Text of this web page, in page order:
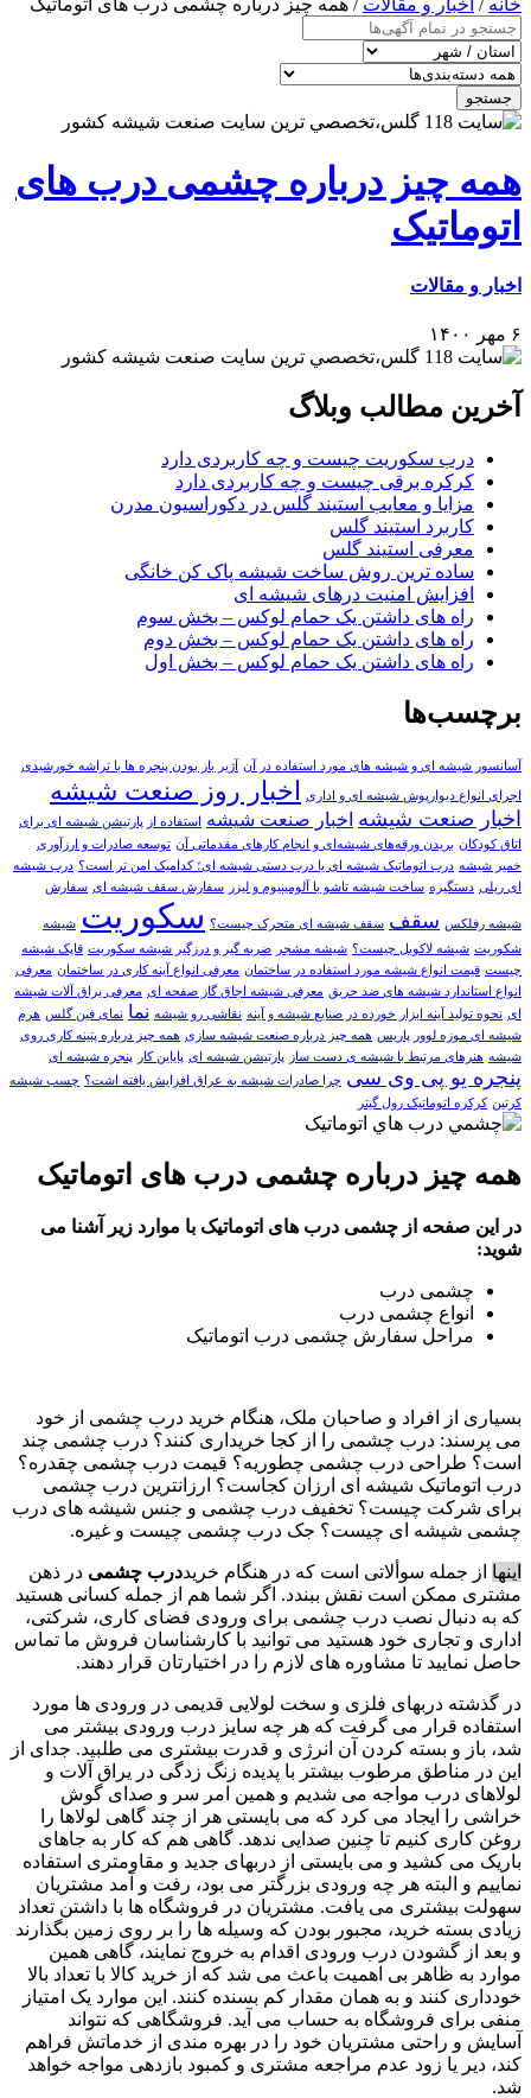
خانه / اخبار و مقالات / همه چیز درباره چشمی درب های اتوماتیک
جستجو
همه چیز درباره چشمی درب های
اتوماتیک
اخبار و مقالات
۶ مهر ۱۴۰۰
آخرین مطالب وبلاگ
درب سکوریت چیست و چه کاربردی دارد
کرکره برقی چیست و چه کاربردی دارد
مزایا و معایب استیند گلس در دکوراسیون مدرن
کاربرد استیند گلس
معرفی استیند گلس
ساده ترین روش ساخت شیشه پاک کن خانگی
افزایش امنیت درهای شیشه ای
راه های داشتن یک حمام لوکس – بخش سوم
راه های داشتن یک حمام لوکس – بخش دوم
راه های داشتن یک حمام لوکس – بخش اول
برچسب‌ها
آسانسور شیشه ای و شیشه های مورد استفاده در آن آژیر باز بودن پنجره ها با تراشه خورشیدی
اجرای انواع دیوارپوش شیشه ای و اداری اخبار روز صنعت شیشه
اخبار صنعت شيشه اخبار صنعت شیشه
استفاده از پارتیشن شیشه ای برای
اتاق کودکان بریدن ورقه‌های شیشه‌ای و انجام کارهای مقدماتی آن توسعه صادرات و ارزآوری
خمیر شیشه درب اتوماتیک شیشه ای یا درب دستی شیشه ای؛ کدامیک امن تر است؟ درب شیشه
ای ریلی دستگیره ساخت شیشه تاشو با آلومینیوم و لیزر سفارش سقف شیشه ای سفارش
شيشه رفلکس سقف سقف شیشه ای متحرک چيست؟ سکوریت شیشه
شکوریت شیشه لاکوبل چیست؟ شیشه مشجر ضربه گیر و درزگیر شیشه سکوریت قاپک شیشه
چیست قیمت انواع شیشه مورد استفاده در ساختمان معرفی انواع آینه کاری در ساختمان معرفی
انواع استاندارد شیشه های ضد حریق معرفی شیشه اجاق گاز صفحه ای معرفی یراق آلات شیشه
ای نحوه تولید آینه ابزار خورده در صنایع شیشه و آینه نقاشی رو شیشه نما نمای فین گلس هرم
شیشه ای موزه لوور پاریس همه چیز درباره صنعت شیشه سازی همه چیز درباره پتینه کاری روی
شیشه هنرهای مرتبط با شیشه ی دست ساز پارتیشن شیشه ای پایاین کار پنجره شیشه ای
پنجره یو پی وی سی چرا صادرات شیشه به عراق افزایش یافته اشت؟ چسب شیشه
کرتین کرکره اتوماتیک رول گیتر
همه چیز درباره چشمی درب های اتوماتیک
در این صفحه از چشمی درب های اتوماتیک با موارد زیر آشنا می
شوید:
چشمی درب
انواع چشمی درب
مراحل سفارش چشمی درب اتوماتیک
بسیاری از افراد و صاحبان ملک، هنگام خرید درب چشمی از خود
می پرسند: درب چشمی را از کجا خریداری کنند؟ درب چشمی چند
است؟ طراحی درب چشمی چطوریه؟ قیمت درب چشمی چقدره؟
درب اتوماتیک شیشه ای ارزان کجاست؟ ارزانترین درب چشمی
برای شرکت چیست؟ تخفیف درب چشمی و جنس شیشه های درب
چشمی شیشه ای چیست؟ جک درب چشمی چیست و غیره.
اینها از جمله سوألاتی است که در هنگام خریددرب چشمی در ذهن
مشتری ممکن است نقش ببندد. اگر شما هم از جمله کسانی هستید
که به دنبال نصب درب چشمی برای ورودی فضای کاری، شرکتی،
اداری و تجاری خود هستید می توانید با کارشناسان فروش ما تماس
حاصل نمایید تا مشاوره های لازم را در اختیارتان قرار دهند.
در گذشته دربهای فلزی و سخت لولایی قدیمی در ورودی ها مورد
استفاده قرار می گرفت که هر چه سایز درب ورودی بیشتر می
شد، باز و بسته کردن آن انرژی و قدرت بیشتری می طلبید. جدای از
این در مناطق مرطوب بیشتر با پدیده زنگ زدگی در یراق آلات و
لولاهای درب مواجه می شدیم و همین امر سر و صدای گوش
خراشی را ایجاد می کرد که می بایستی هر از چند گاهی لولاها را
روغن کاری کنیم تا چنین صدایی ندهد. گاهی هم که کار به جاهای
باریک می کشید و می بایستی از دربهای جدید و مقاومتری استفاده
نماییم و البته هر چه ورودی بزرگتر می بود، رفت و آمد مشتریان
سهولت بیشتری می یافت. مشتریان در فروشگاه ها با داشتن تعداد
زیادی بسته خرید، مجبور بودن که وسیله ها را بر روی زمین بگذارند
و بعد از گشودن درب ورودی اقدام به خروج نمایند، گاهی همین
موارد به ظاهر بی اهمیت باعث می شد که از خرید کالا با تعداد بالا
خودداری کنند و به همان مقدار کم بسنده کنند. این موارد یک امتیاز
منفی برای فروشگاه به حساب می آید. فروشگاهی که نتواند
آسایش و راحتی مشتریان خود را در بهره مندی از خدماتش فراهم
کند، دیر یا زود عدم مراجعه مشتری و کمبود بازدهی مواجه خواهد
شد.